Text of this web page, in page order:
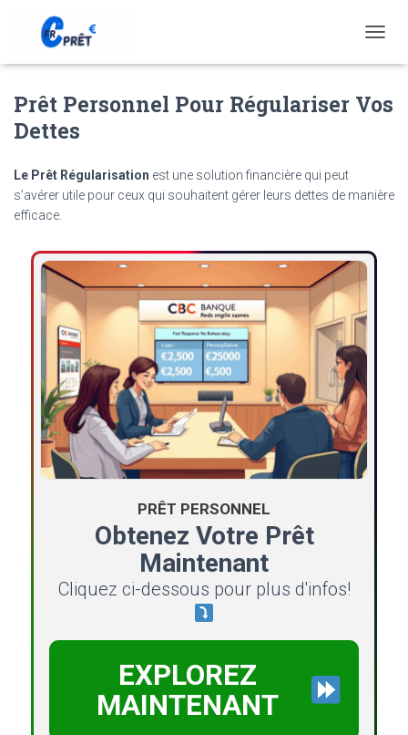
O
G
L
I
T
Prêt Personnel Pour Régulariser Vos
Dettes
Le Prêt Régularisation est une solution financière qui peut
s’avérer utile pour ceux qui souhaitent gérer leurs dettes de manière
efficace.
PRÊT PERSONNEL
Obtenez Votre Prêt
Maintenant
Cliquez ci-dessous pour plus d'infos!
EXPLOREZ
MAINTENANT